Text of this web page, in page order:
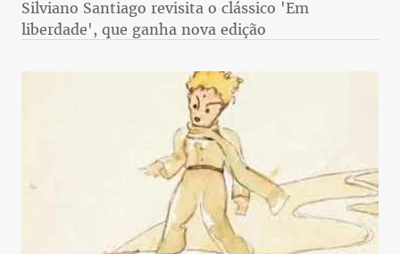
Silviano Santiago revisita o clássico 'Em
liberdade', que ganha nova edição